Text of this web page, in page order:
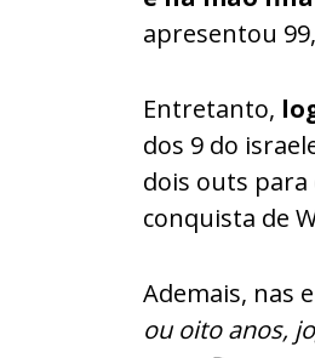
apresentou
Entretanto,
dos 9 do
dois outs para
conquista de
Ademais, nas
ou oito anos,